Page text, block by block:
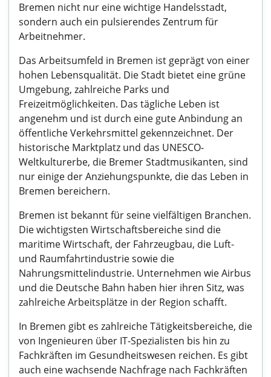
Bremen nicht nur eine wichtige Handelsstadt,
sondern auch ein pulsierendes Zentrum für
Arbeitnehmer.
Das Arbeitsumfeld in Bremen ist geprägt von einer
hohen Lebensqualität. Die Stadt bietet eine grüne
Umgebung, zahlreiche Parks und
Freizeitmöglichkeiten. Das tägliche Leben ist
angenehm und ist durch eine gute Anbindung an
öffentliche Verkehrsmittel gekennzeichnet. Der
historische Marktplatz und das UNESCO-
Weltkulturerbe, die Bremer Stadtmusikanten, sind
nur einige der Anziehungspunkte, die das Leben in
Bremen bereichern.
Bremen ist bekannt für seine vielfältigen Branchen.
Die wichtigsten Wirtschaftsbereiche sind die
maritime Wirtschaft, der Fahrzeugbau, die Luft-
und Raumfahrtindustrie sowie die
Nahrungsmittelindustrie. Unternehmen wie Airbus
und die Deutsche Bahn haben hier ihren Sitz, was
zahlreiche Arbeitsplätze in der Region schafft.
In Bremen gibt es zahlreiche Tätigkeitsbereiche, die
von Ingenieuren über IT-Spezialisten bis hin zu
Fachkräften im Gesundheitswesen reichen. Es gibt
auch eine wachsende Nachfrage nach Fachkräften